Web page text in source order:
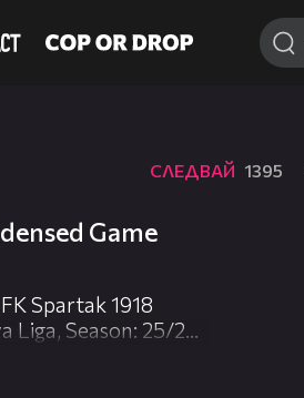
СЛЕДВАЙ 1395
Game
Spartak 1918
Season: 25/26,
TeamAction: ,